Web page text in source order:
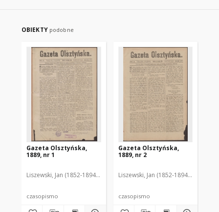
OBIEKTY podobne
Gazeta Olsztyńska,
1889, nr 1
Liszewski, Jan (1852-1894). Red.
czasopismo
Gazeta Olsztyńska,
1889, nr 2
Liszewski, Jan (1852-1894). Red.
czasopismo